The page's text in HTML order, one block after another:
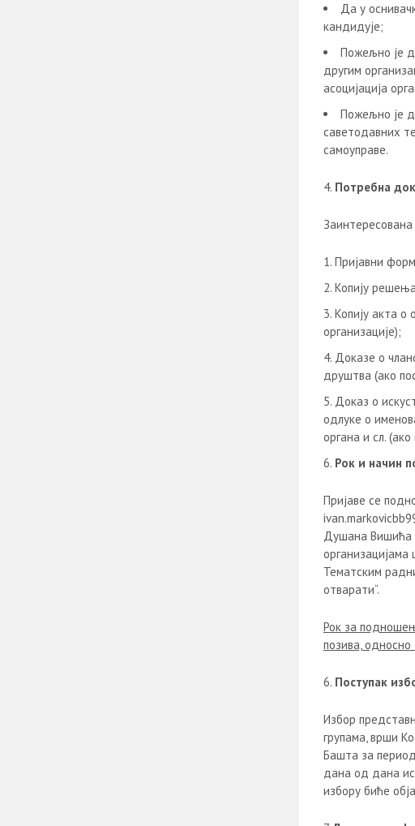
Да у
кандидује;
Пожељно је
другим
асоцијација
Пожељно је
саветодавних
самоуправе.
Потребна
Пријавни
Копију
Копију акта о
организације);
Доказе о
друштва (ако
Доказ о
одлуке о
органа и сл. (ако
Рок и начин
Пријаве се
Душана Вишића
Тематским
отварати“.
Рок за
позива, односно
Поступак
Избор
групама, врши
Башта за
дана од дана
избору биће